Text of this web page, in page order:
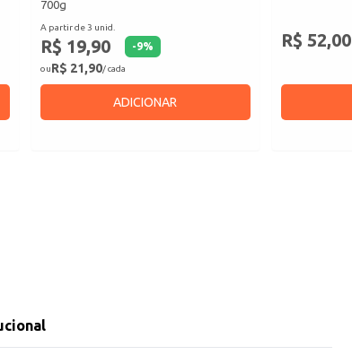
700g
A partir de 3 unid.
R$ 19,90 -9%
ouR$ 21,90/ cada
ADICIONAR
R$ 52,00